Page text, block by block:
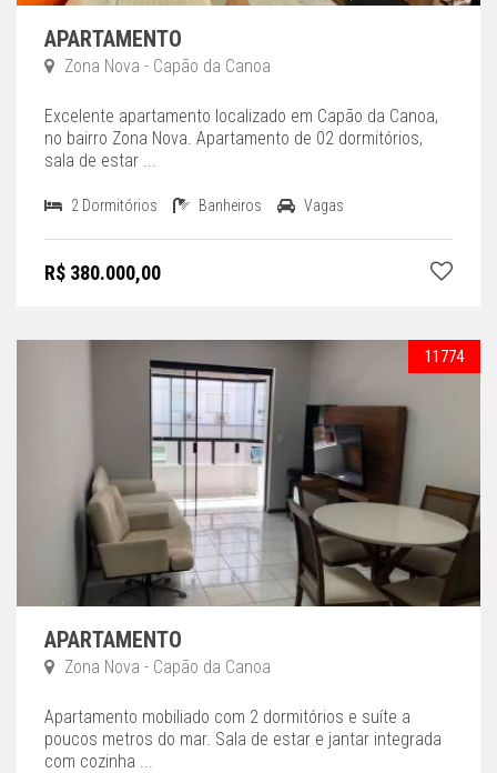
APARTAMENTO
Zona Nova - Capão da Canoa
Excelente apartamento localizado em Capão da Canoa,
no bairro Zona Nova. Apartamento de 02 dormitórios,
sala de estar ...
2 Dormitórios Banheiros Vagas
R$ 380.000,00
11774
APARTAMENTO
Zona Nova - Capão da Canoa
Apartamento mobiliado com 2 dormitórios e suíte a
poucos metros do mar. Sala de estar e jantar integrada
com cozinha ...